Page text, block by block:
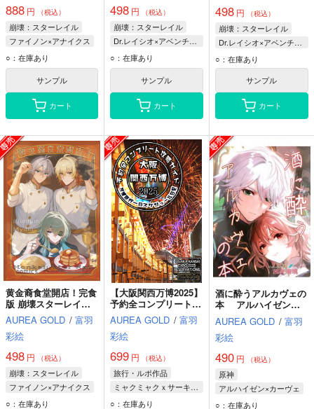
888 円 （税込）
崩壊：スターレイル
ファイノン×アナイクス
アベンチュリン
ファイノン
アナイクス
○：在庫あり
サンプル
カート
498 円 （税込）
崩壊：スターレイル
Dr.レイシオ×アベンチュリン
Dr.レイシオ
アベンチュリン
Aventurine
○：在庫あり
サンプル
カート
498円 （税込）
崩壊：スターレイル
Dr.レイシオ×アベンチュリン
Dr.レイシオ
アベンチュリン
レイシオ
○：在庫あり
サンプル
カート
黄金裔食堂開店！完食
版 崩壊スターレイル
★モーディス、ファイ
ノン、アナイクス ス
タレ
AUREA GOLD / 富羽
彩絵
498 円 （税込）
崩壊：スターレイル
ファイノン×アナイクス
ファイノン
○：在庫あり
【大阪関西万博2025】
予約全コンプリート攻
略ガイド＆万博旅行一
日スケジュール日記
EXPO2025: 女一人の
ンフィクション 旅行
記
AUREA GOLD / 富羽
彩絵
699 円 （税込）
旅行・ルポ作品
ミャクミャクｘサーキュラー
ミャクミャク
○：在庫あり
酒に酔うアルカヴェの
本 アルハイゼンｘ
カーヴェHaiKaveh
AUREA GOLD / 富羽
彩絵
490円 （税込）
原神
アルハイゼン×カーヴェ
アルハイゼン
○：在庫あり